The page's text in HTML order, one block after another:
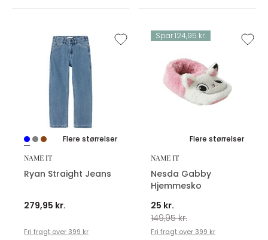
Flere størrelser
NAME IT
Ryan Straight Jeans
279,95 kr.
Fri fragt over 399 kr
Spar 124,95 kr.
Flere størrelser
NAME IT
Nesda Gabby
Hjemmesko
25 kr.
149,95 kr.
Fri fragt over 399 kr